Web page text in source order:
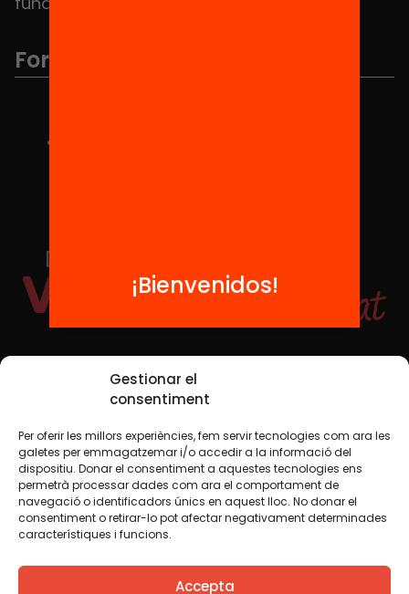
Gestionar el
consentiment
Per oferir les millors experiències, fem servir tecnologies com ara les
galetes per emmagatzemar i/o accedir a la informació del
dispositiu. Donar el consentiment a aquestes tecnologies ens
permetrà processar dades com ara el comportament de
navegació o identificadors únics en aquest lloc. No donar el
consentiment o retirar-lo pot afectar negativament determinades
característiques i funcions.
Accepta
Formamos parte de...
Redes sociales
TWT YTB IG FB IN
Aviso legalPolítica de cookies
Creemos que el conocimiento debe compartirse. Por eso
utilizamos una licencia Creative Commons, salvo que en
¡Bienvenidos!